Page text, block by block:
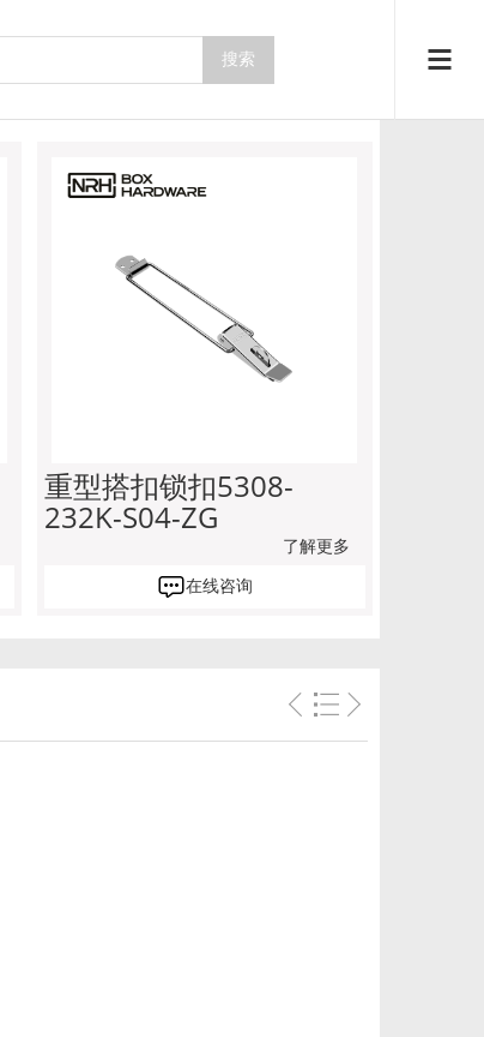
主页 产品中心 搭扣系列
重型搭扣锁扣5308-
232K-S04-ZG
了解更多
在线咨询